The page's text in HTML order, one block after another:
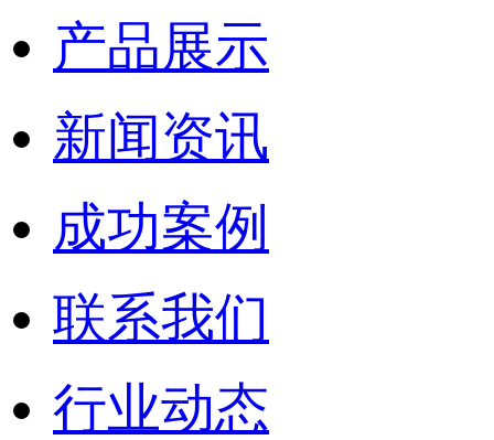
产品展示
新闻资讯
成功案例
联系我们
行业动态